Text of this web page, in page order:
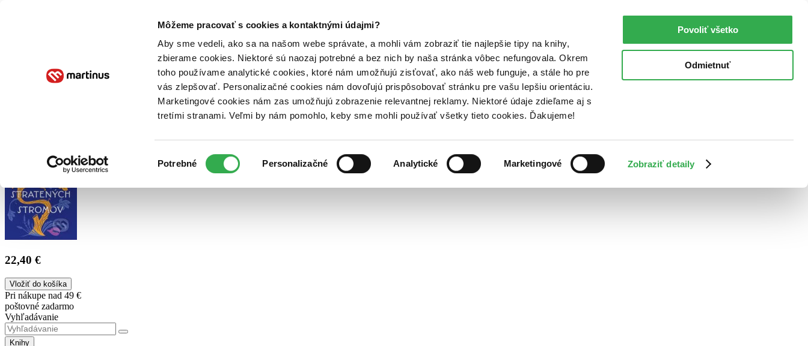
Môžeme pracovať s cookies a kontaktnými údajmi?
Aby sme vedeli, ako sa na našom webe správate, a mohli vám zobraziť tie najlepšie tipy na knihy,
zbierame cookies. Niektoré sú naozaj potrebné a bez nich by naša stránka vôbec nefungovala. Okrem
toho používame analytické cookies, ktoré nám umožňujú zisťovať, ako náš web funguje, a stále ho pre
vás zlepšovať. Personalizačné cookies nám dovoľujú prispôsobovať stránku pre vašu lepšiu orientáciu.
Marketingové cookies nám zas umožňujú zobrazenie relevantnej reklamy. Niektoré údaje zdieľame aj s
tretími stranami. Veľmi by nám pomohlo, keby sme mohli používať všetky tieto cookies. Ďakujeme!
súhlasu
Potrebné Personalizačné Analytické Marketingové Zobraziť detaily
Povoliť všetko
Odmietnuť
Poukážky Kontakt
22,40 €
Vložiť do košíka
Pri nákupe nad 49 €
poštovné zadarmo
Vyhľadávanie
Knihy